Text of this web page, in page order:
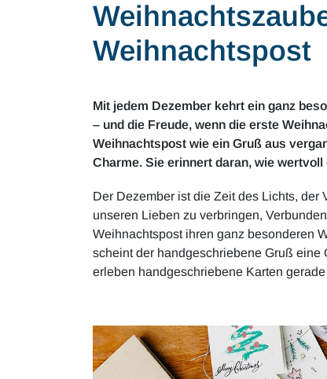
Weihnachtspost
Mit jedem Dezember kehrt ein ganz
– und die Freude, wenn die erste
Weihnachtspost wie ein Gruß aus
Charme. Sie erinnert daran, wie
Der Dezember ist die Zeit des Lichts,
unseren Lieben zu verbringen,
Weihnachtspost ihren ganz besonderen
scheint der handgeschriebene Gruß eine
erleben handgeschriebene Karten